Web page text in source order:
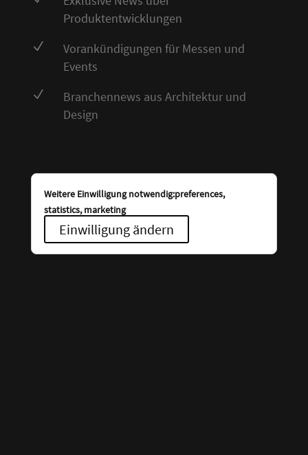
Produktentwicklungen
N
Vorankündigungen für Messen und
Events
N
Branchennews aus Architektur und
Design
Weitere Einwilligung notwendig:preferences,
statistics, marketing
Einwilligung ändern